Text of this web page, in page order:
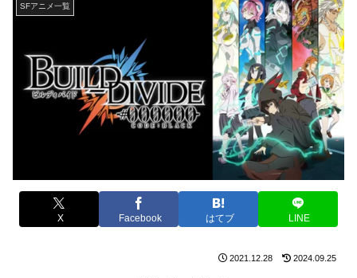
SFアニメ一覧
X Facebook はてブ LINE
2021.12.28 2024.09.25